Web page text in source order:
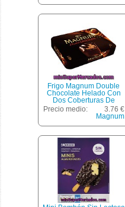
Frigo Magnum Double
Chocolate Helado Con
Dos Coberturas De
Chocolate 4 Unidades
Estuche 440 Ml
Precio medio:
3.76 €
Magnum